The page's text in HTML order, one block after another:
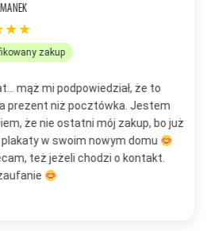
zakup
mąż mi podpowiedział, że to
niż pocztówka. Jestem
że nie ostatni mój zakup, bo już
w swoim nowym domu
też jeżeli chodzi o kontakt.